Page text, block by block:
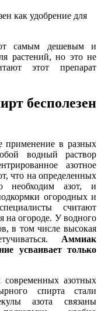
самым дешевым и
растений, но это не
этот препарат
бесполезен
в разных
водный раствор
азотное
что на определенных
необходим азот, и
огородных и
считают
на огороде. У водного
в том числе высокая
Аммиак
усваивает только
азотных
спирта стали
азота связаны